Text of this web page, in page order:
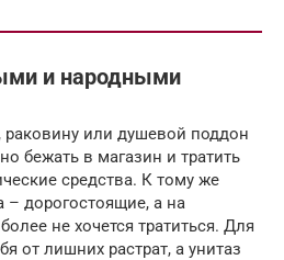
и народными
раковину или душевой поддон
бежать в магазин и тратить
средства. К тому же
дорогостоящие, а на
не хочется тратиться. Для
от лишних растрат, а унитаз